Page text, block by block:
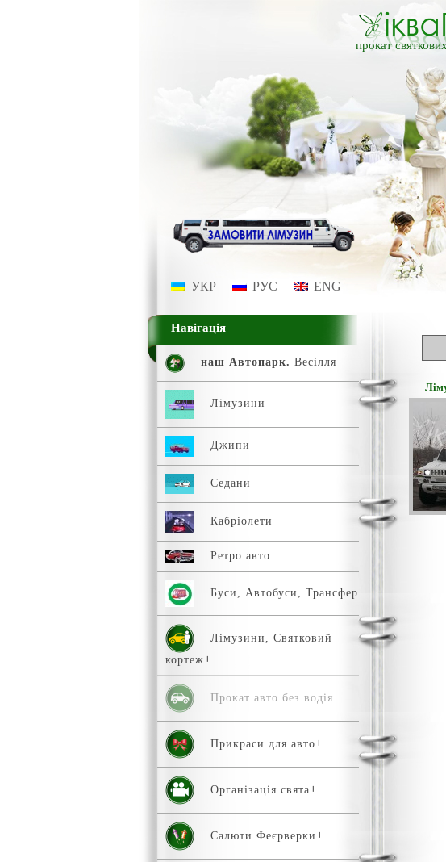
прокат
УКР РУС ENG
Навігація
наш Автопарк. Весілля
Лімузини
Джипи
Седани
Кабріолети
Ретро авто
Буси, Автобуси, Трансфер
Лімузини, Святковий
кортеж
Прокат авто без водія
Прикраси для авто
Організація свята
Салюти Феєрверки